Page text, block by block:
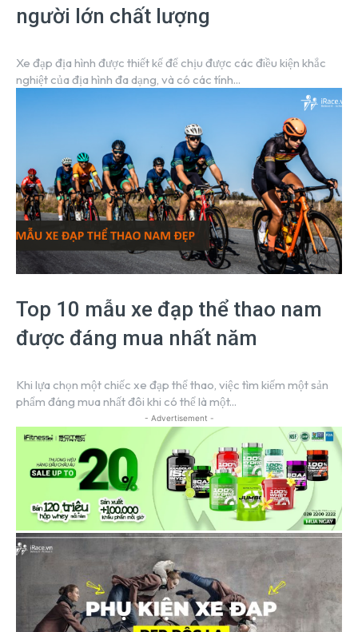
người lớn chất lượng
Xe đạp địa hình được thiết kế để chịu được các điều kiện khắc
nghiệt của địa hình đa dạng, và có các tính...
Top 10 mẫu xe đạp thể thao nam
được đáng mua nhất năm
Khi lựa chọn một chiếc xe đạp thể thao, việc tìm kiếm một sản
phẩm đáng mua nhất đôi khi có thể là một...
- Advertisement -